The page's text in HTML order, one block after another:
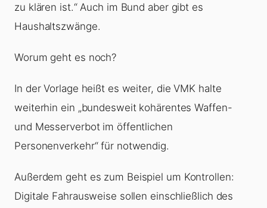
zu klären ist.“ Auch im Bund aber gibt es
Haushaltszwänge.
Worum geht es noch?
In der Vorlage heißt es weiter, die VMK halte
weiterhin ein „bundesweit kohärentes Waffen-
und Messerverbot im öffentlichen
Personenverkehr“ für notwendig.
Außerdem geht es zum Beispiel um Kontrollen:
Digitale Fahrausweise sollen einschließlich des